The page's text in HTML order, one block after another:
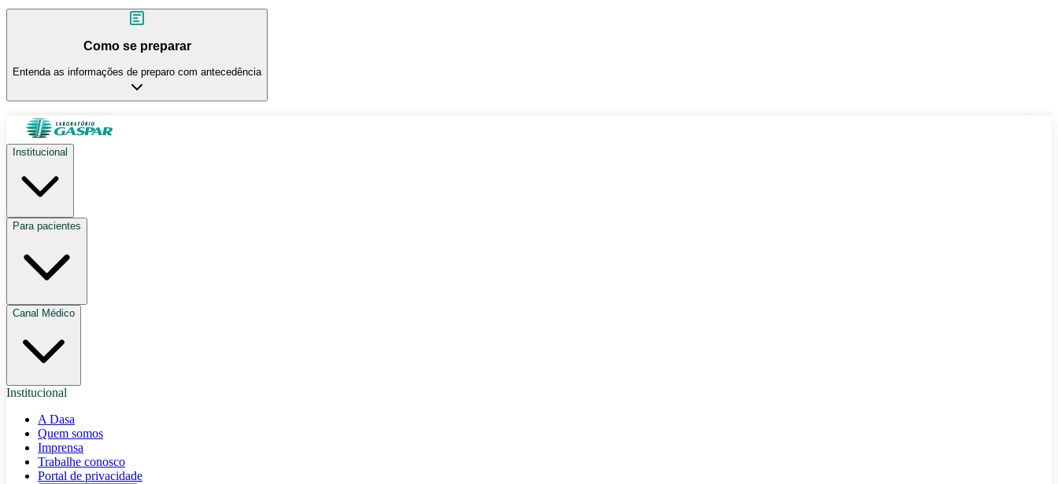
Como se preparar
Entenda as informações de preparo com antecedência
Institucional
Para pacientes
Canal Médico
Institucional
A Dasa
Quem somos
Imprensa
Trabalhe conosco
Portal de privacidade